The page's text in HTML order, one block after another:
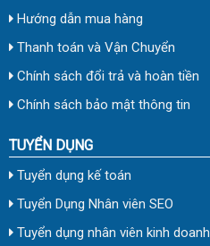
Hướng dẫn mua hàng
Thanh toán và Vận Chuyển
Chính sách đổi trả và hoàn tiền
Chính sách bảo mật thông tin
TUYỂN DỤNG
Tuyển dụng kế toán
Tuyển Dụng Nhân viên SEO
Tuyển dụng nhân viên kinh doanh